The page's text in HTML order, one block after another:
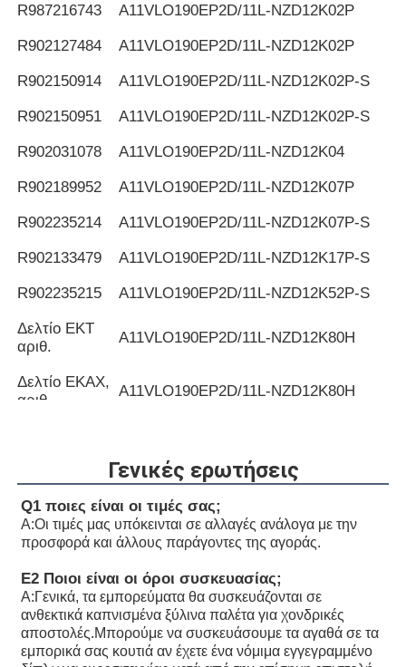
R987216743 Α11VLO190EP2D/11L-NZD12K02P
R902127484 Α11VLO190EP2D/11L-NZD12K02P
R902150914 Α11VLO190EP2D/11L-NZD12K02P-S
R902150951 Α11VLO190EP2D/11L-NZD12K02P-S
R902031078 Α11VLO190EP2D/11L-NZD12K04
R902189952 Α11VLO190EP2D/11L-NZD12K07P
R902235214 Α11VLO190EP2D/11L-NZD12K07P-S
R902133479 Α11VLO190EP2D/11L-NZD12K17P-S
R902235215 Α11VLO190EP2D/11L-NZD12K52P-S
Δελτίο ΕΚΤ
αριθ.
Α11VLO190EP2D/11L-NZD12K80H
Δελτίο ΕΚΑΧ,
αριθ.
Α11VLO190EP2D/11L-NZD12K80H
Α11VLO190EP2D/11L-NZD12K82H
R902228012 Α11VLO190EP2D/11L-NZD12K82H
R902104723
Α11VLO190EP2D/11L-NZD12K84H
R902204956 Α11VLO190EP2D/11L-NZD12K84P
R902195775 Α11VLO190EP2D/11L-NZD12K84P
Γενικές ερωτήσεις
Q1 ποιες είναι οι τιμές σας;
Α:Οι τιμές μας υπόκεινται σε αλλαγές ανάλογα με την
προσφορά και άλλους παράγοντες της αγοράς.
Ε2 Ποιοι είναι οι όροι συσκευασίας;
Α:Γενικά, τα εμπορεύματα θα συσκευάζονται σε
ανθεκτικά καπνισμένα ξύλινα παλέτα για χονδρικές
αποστολές.Μπορούμε να συσκευάσουμε τα αγαθά σε τα
εμπορικά σας κουτιά αν έχετε ένα νόμιμα εγγεγραμμένο